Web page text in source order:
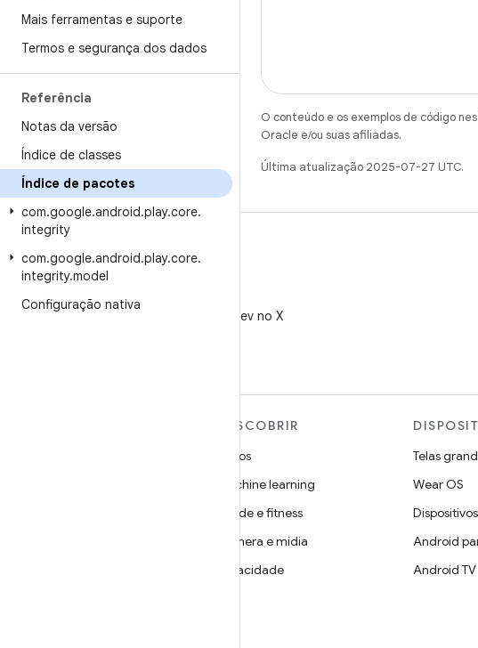
Mais ferramentas e suporte
Termos e segurança dos dados
Referência
Notas da versão
Índice de classes
Índice de pacotes
com.google.android.play.core.
integrity
com.google.android.play.core.
integrity.model
Configuração nativa
O conteúdo e os exemplos de código
Oracle e/ou suas afiliadas.
Última atualização 2025-07-27 UTC.
Siga @AndroidDev no X
DESCOBRIR
Jogos
Machine learning
Saúde e fitness
Câmera e mídia
Privacidade
Telas
Wear OS
Android
Android TV